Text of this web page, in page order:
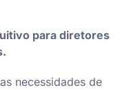
para diretores
necessidades de